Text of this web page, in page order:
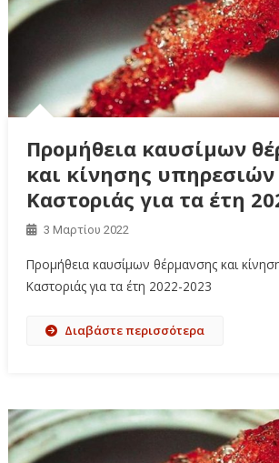
Προμήθεια καυσίμων
και κίνησης
Καστοριάς για τα έτη
3 Μαρτίου 2022
Προμήθεια καυσίμων θέρμανσης και
Καστοριάς για τα έτη 2022-2023
Διαβάστε περισσότερα